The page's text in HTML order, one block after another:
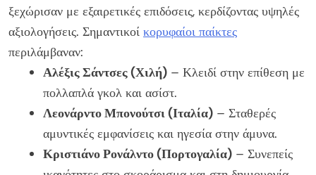
ξεχώρισαν με εξαιρετικές επιδόσεις, κερδίζοντας υψηλές
αξιολογήσεις. Σημαντικοί κορυφαίοι παίκτες
περιλάμβαναν:
Αλέξις Σάντσες (Χιλή) – Κλειδί στην επίθεση με
πολλαπλά γκολ και ασίστ.
Λεονάρντο Μπονούτσι (Ιταλία) – Σταθερές
αμυντικές εμφανίσεις και ηγεσία στην άμυνα.
Κριστιάνο Ρονάλντο (Πορτογαλία) – Συνεπείς